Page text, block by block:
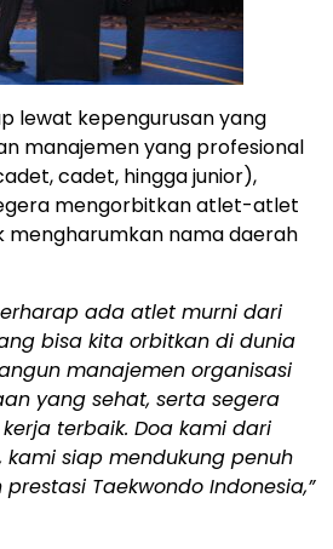
lewat kepengurusan yang
manajemen yang profesional
cadet, hingga junior),
mengorbitkan atlet-atlet
mengharumkan nama daerah
ada atlet murni dari
bisa kita orbitkan di dunia
manajemen organisasi
yang sehat, serta segera
terbaik. Doa kami dari
kami siap mendukung penuh
Taekwondo Indonesia,”